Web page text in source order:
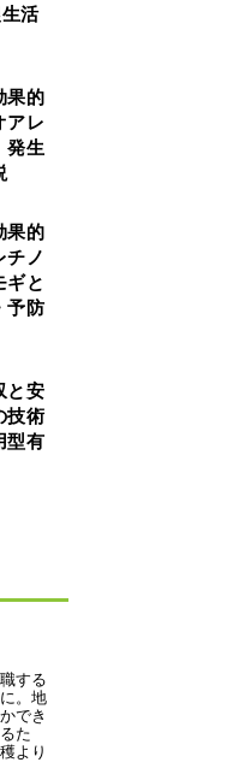
活
果的
アレ
発生
果的
チノ
ギと
予防
と安
技術
型有
する
。地
でき
た
より